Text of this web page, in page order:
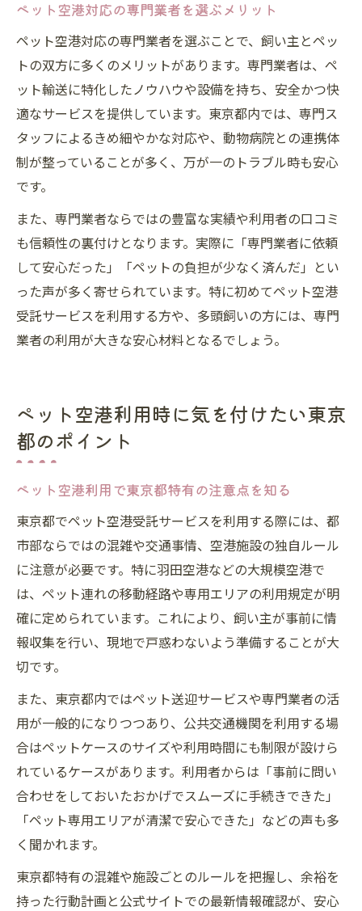
ペット空港対応の専門業者を選ぶメリット
ペット空港対応の専門業者を選ぶことで、飼い主とペッ
トの双方に多くのメリットがあります。専門業者は、ペ
ット輸送に特化したノウハウや設備を持ち、安全かつ快
適なサービスを提供しています。東京都内では、専門ス
タッフによるきめ細やかな対応や、動物病院との連携体
制が整っていることが多く、万が一のトラブル時も安心
です。
また、専門業者ならではの豊富な実績や利用者の口コミ
も信頼性の裏付けとなります。実際に「専門業者に依頼
して安心だった」「ペットの負担が少なく済んだ」とい
った声が多く寄せられています。特に初めてペット空港
受託サービスを利用する方や、多頭飼いの方には、専門
業者の利用が大きな安心材料となるでしょう。
ペット空港利用時に気を付けたい東京
都のポイント
ペット空港利用で東京都特有の注意点を知る
東京都でペット空港受託サービスを利用する際には、都
市部ならではの混雑や交通事情、空港施設の独自ルール
に注意が必要です。特に羽田空港などの大規模空港で
は、ペット連れの移動経路や専用エリアの利用規定が明
確に定められています。これにより、飼い主が事前に情
報収集を行い、現地で戸惑わないよう準備することが大
切です。
また、東京都内ではペット送迎サービスや専門業者の活
用が一般的になりつつあり、公共交通機関を利用する場
合はペットケースのサイズや利用時間にも制限が設けら
れているケースがあります。利用者からは「事前に問い
合わせをしておいたおかげでスムーズに手続きできた」
「ペット専用エリアが清潔で安心できた」などの声も多
く聞かれます。
東京都特有の混雑や施設ごとのルールを把握し、余裕を
持った行動計画と公式サイトでの最新情報確認が、安心